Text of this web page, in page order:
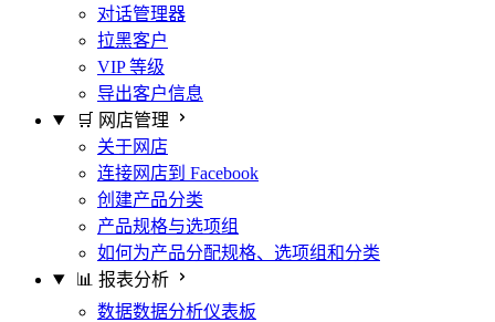
对话管理器
拉黑客户
VIP 等级
导出客户信息
🛒 网店管理
关于网店
连接网店到 Facebook
创建产品分类
产品规格与选项组
如何为产品分配规格、选项组和分类
📊 报表分析
数据数据分析仪表板